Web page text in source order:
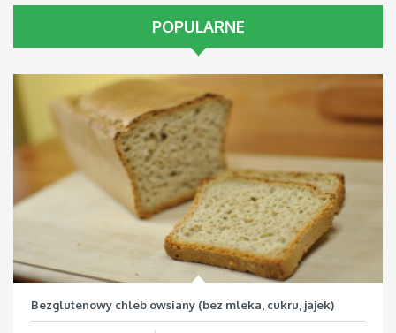
POPULARNE
Bezglutenowy chleb owsiany (bez mleka, cukru, jajek)